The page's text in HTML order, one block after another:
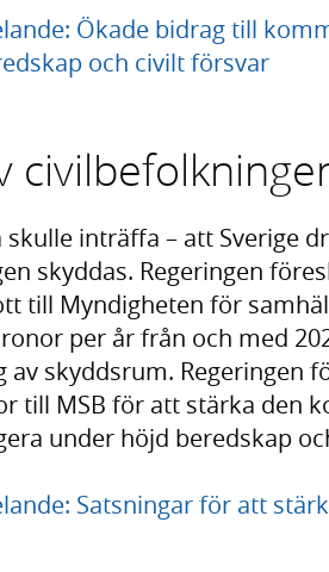
Ökade bidrag till
och civilt försvar
inträffa – att Sverige
skyddas. Regeringen
till Myndigheten för
per år från och med
av skyddsrum. Regeringen
till MSB för att stärka den
under höjd beredskap
Satsningar för att